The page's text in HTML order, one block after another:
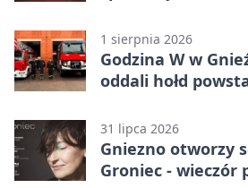
1 sierpnia 2026
Godzina W w
oddali hołd
31 lipca 2026
Gniezno otworzy
Groniec - wieczór